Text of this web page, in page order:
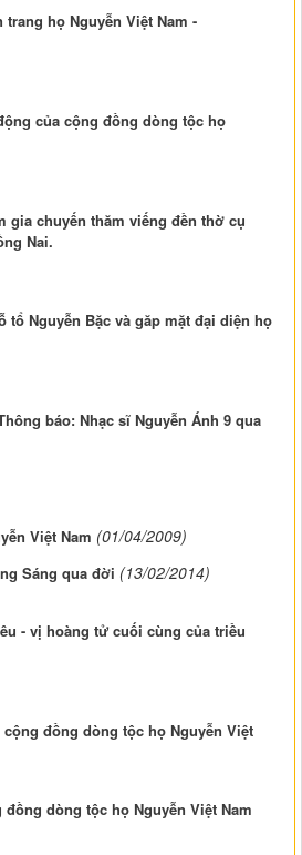
họ Nguyễn Việt Nam -
của cộng đồng dòng tộc họ
gia chuyến thăm viếng đền thờ cụ
Nai.
Nguyễn Bặc và găp mặt đại diện họ
báo: Nhạc sĩ Nguyễn Ánh 9 qua
Việt Nam (01/04/2009)
Sáng qua đời (13/02/2014)
- vị hoàng tử cuối cùng của triều
đồng dòng tộc họ Nguyễn Việt
dòng tộc họ Nguyễn Việt Nam